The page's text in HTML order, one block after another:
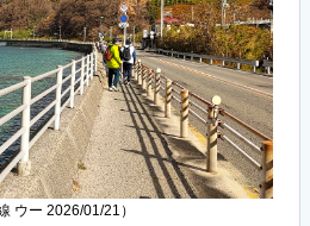
ウー 2026/01/21）